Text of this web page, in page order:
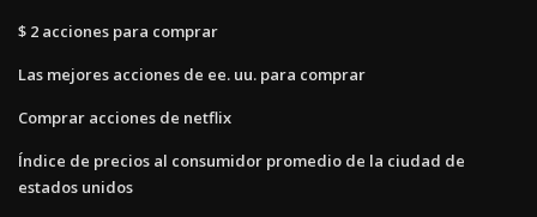
$ 2 acciones para comprar
Las mejores acciones de ee. uu. para comprar
Comprar acciones de netflix
Índice de precios al consumidor promedio de la ciudad de
estados unidos